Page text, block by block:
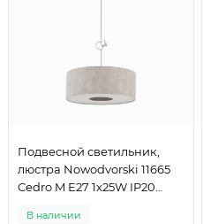
Подвесной светильник,
люстра Nowodvorski 11665
Cedro M E27 1x25W IP20
В наличии